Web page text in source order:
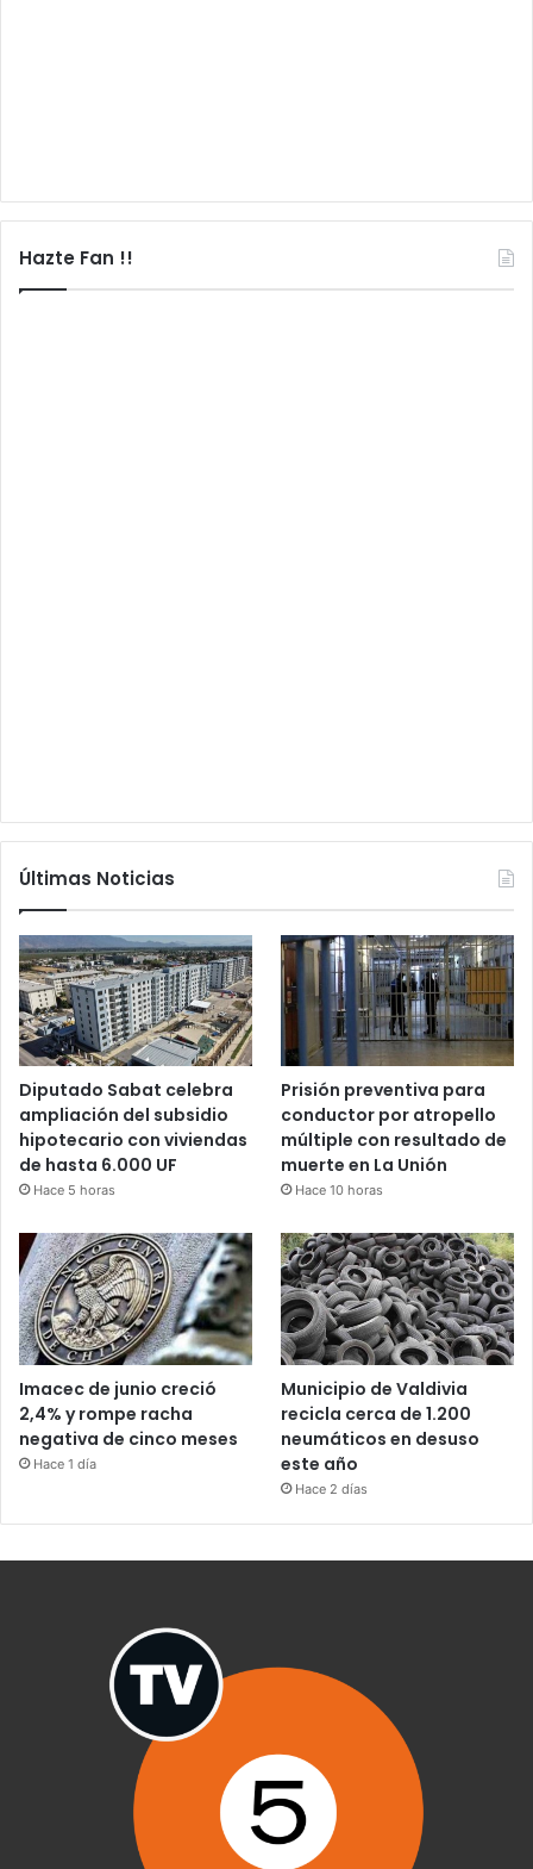
Hazte Fan !!
Últimas Noticias
Diputado Sabat celebra
ampliación del subsidio
hipotecario con viviendas
de hasta 6.000 UF
Hace 5 horas
Prisión preventiva para
conductor por atropello
múltiple con resultado de
muerte en La Unión
Hace 10 horas
Imacec de junio creció
2,4% y rompe racha
negativa de cinco meses
Hace 1 día
Municipio de Valdivia
recicla cerca de 1.200
neumáticos en desuso
este año
Hace 2 días